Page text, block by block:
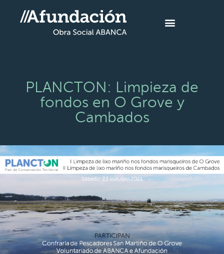
PLANCTON: Limpieza de
fondos en O Grove y
Cambados